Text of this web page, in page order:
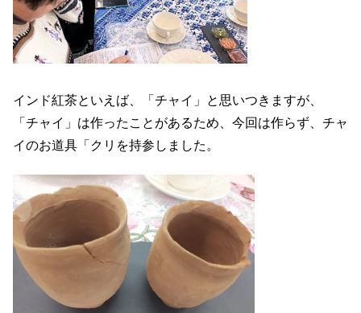
インド紅茶といえば、「チャイ」と思いつきますが、
「チャイ」は作ったことがあるため、今回は作らず、チャ
イのお道具「クリを持参しました。